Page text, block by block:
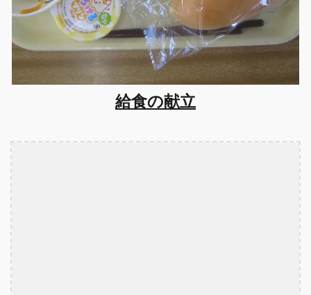
給食の献立